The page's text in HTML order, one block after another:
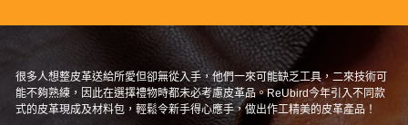
很多人想整皮革送給所愛但卻無從入手，他們一來可能缺乏工具，二來技術可
能不夠熟練，因此在選擇禮物時都未必考慮皮革品。ReUbird今年引入不同款
式的皮革現成及材料包，輕鬆令新手得心應手，做出作工精美的皮革產品！